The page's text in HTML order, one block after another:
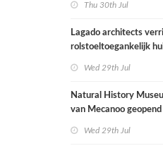
Thu 30th Jul
Lagado architects
rolstoeltoegankelijk
Wed 29th Jul
Natural History
van Mecanoo geopend
Wed 29th Jul